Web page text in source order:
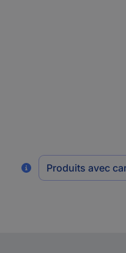
Produits avec